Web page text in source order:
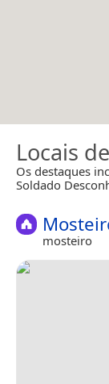
Locais
Os destaques
Soldado
mosteiro